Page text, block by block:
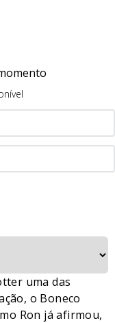
uma das
o Boneco
Ron já afirmou,